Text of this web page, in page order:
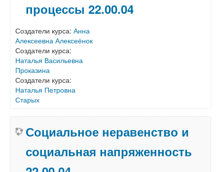
процессы 22.00.04
Создатели курса: Анна
Алексеевна Алексеёнок
Создатели курса:
Наталья Васильевна
Проказина
Создатели курса:
Наталья Петровна
Старых
Социальное неравенство и
социальная напряженность